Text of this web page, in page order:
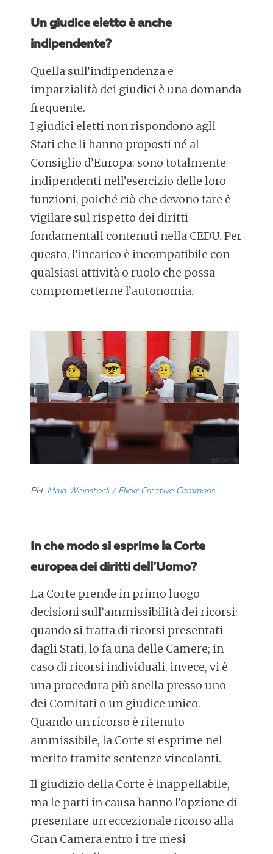
Un giudice eletto è anche
indipendente?
Quella sull’indipendenza e
imparzialità dei giudici è una domanda
frequente.
I giudici eletti non rispondono agli
Stati che li hanno proposti né al
Consiglio d’Europa: sono totalmente
indipendenti nell’esercizio delle loro
funzioni, poiché ciò che devono fare è
vigilare sul rispetto dei diritti
fondamentali contenuti nella CEDU. Per
questo, l’incarico è incompatibile con
qualsiasi attività o ruolo che possa
comprometterne l’autonomia.
PH: Maia Weinstock / Flickr Creative Commons.
In che modo si esprime la Corte
europea dei diritti dell’Uomo?
La Corte prende in primo luogo
decisioni sull’ammissibilità dei ricorsi:
quando si tratta di ricorsi presentati
dagli Stati, lo fa una delle Camere; in
caso di ricorsi individuali, invece, vi è
una procedura più snella presso uno
dei Comitati o un giudice unico.
Quando un ricorso è ritenuto
ammissibile, la Corte si esprime nel
merito tramite sentenze vincolanti.
Il giudizio della Corte è inappellabile,
ma le parti in causa hanno l’opzione di
presentare un eccezionale ricorso alla
Gran Camera entro i tre mesi